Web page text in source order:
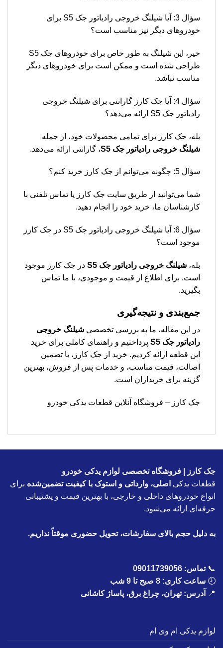
سؤال 3: آیا شیلنگ خروجی رادیاتور جک S5 برای
خودروهای دیگر نیز مناسب است؟
خیر، این شیلنگ به طور خاص برای خودروهای جک S5
طراحی شده است و ممکن است برای خودروهای دیگر
مناسب نباشد.
سؤال 4: آیا جک کارز گارانتی برای شیلنگ خروجی
رادیاتور جک S5 ارائه می‌دهد؟
بله، جک کارز برای تمامی محصولات خود، از جمله
شیلنگ خروجی رادیاتور جک S5
، گارانتی ارائه می‌دهد.
سؤال 5: چگونه می‌توانم از جک کارز خرید کنم؟
شما می‌توانید از طریق سایت جک کارز یا تماس تلفنی با
کارشناسان ما، خرید خود را انجام دهید.
سؤال 6: آیا شیلنگ خروجی رادیاتور جک S5 در جک کارز
موجود است؟
بله، شیلنگ خروجی رادیاتور جک S5
در جک کارز موجود
است. برای اطلاع از قیمت و موجودی، با ما تماس
بگیرید.
جمع‌بندی و نتیجه‌گیری
در این مقاله، ما به بررسی تخصصی شیلنگ خروجی
رادیاتور جک S5
پرداختیم و راهنمای کاملی برای خرید
این قطعه ارائه کردیم. خرید از جک کارز، با تضمین
اصالت، قیمت مناسب، و خدمات پس از فروش، بهترین
گزینه برای خریداران است.
جک کارز – فروشگاه آنلاین قطعات یدکی خودرو
جک کارز | فروشگاه تخصصی لوازم یدکی خودرو
قطعات یدکی اصلی، وارداتی و استوک با کیفیت تضمین‌شده برای
انواع خودروهای داخلی و خارجی، با بهترین قیمت و پشتیبانی
حرفه‌ای ارائه می‌شود.
به دلیل حجم بالای سفارشات، تحویل حضوری موقتاً نداریم.
📞تماس: 09011739056
🕗 ساعت کاری: 8 صبح تا 9 شب
📍
آدرس: تهران، چراغ برق، پاساژ کاشانی
لوازم یدکی ام وی ام